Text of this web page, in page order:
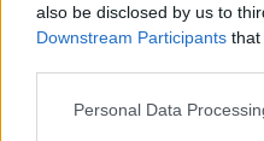
also be disclosed by us to
Downstream Participants that
Personal Data
KEDVES OLVASÓNK!
tartozik, melynek